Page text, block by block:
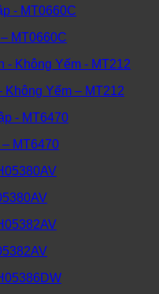
MT0660C
Không Yếm – MT212
MT6470